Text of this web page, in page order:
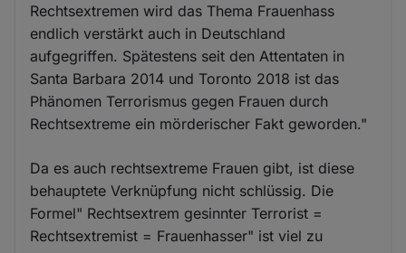
Rechtsextremen wird das Thema Frauenhass
endlich verstärkt auch in Deutschland
aufgegriffen. Spätestens seit den Attentaten in
Santa Barbara 2014 und Toronto 2018 ist das
Phänomen Terrorismus gegen Frauen durch
Rechtsextreme ein mörderischer Fakt geworden."
Da es auch rechtsextreme Frauen gibt, ist diese
behauptete Verknüpfung nicht schlüssig. Die
Formel" Rechtsextrem gesinnter Terrorist =
Rechtsextremist = Frauenhasser" ist viel zu